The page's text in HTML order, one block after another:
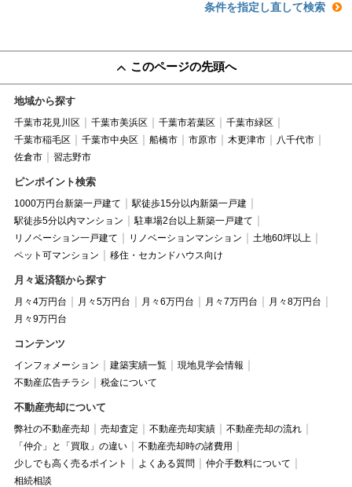
条件を指定し直して検索
このページの先頭へ
地域から探す
千葉市花見川区 千葉市美浜区 千葉市若葉区
千葉市緑区
千葉市稲毛区
千葉市中央区 船橋市 市原市 木更津市
八千代市
佐倉市
習志野市
ピンポイント検索
1000万円台新築一戸建て
駅徒歩15分以内新築一戸建
駅徒歩5分以内マンション
駐車場2台以上新築一戸建て
リノベーション一戸建て
リノベーションマンション
土地60坪以上
ペット可マンション
移住・セカンドハウス向け
月々返済額から探す
月々4万円台 月々5万円台 月々6万円台 月々7万円台
月々8万円台
月々9万円台
コンテンツ
インフォメーション 建築実績一覧
現地見学会情報
不動産広告チラシ
税金について
不動産売却について
弊社の不動産売却 売却査定 不動産売却実績
不動産売却の流れ
「仲介」と「買取」の違い
不動産売却時の諸費用
少しでも高く売るポイント
よくある質問
仲介手数料について
相続相談